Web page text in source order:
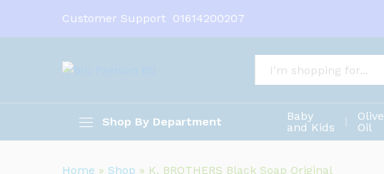
Customer Support 01614200207
Shop By Department
Baby
and Kids
Olive
Oil
Home » Shop » K. BROTHERS Black Soap Original
Reviews (0)